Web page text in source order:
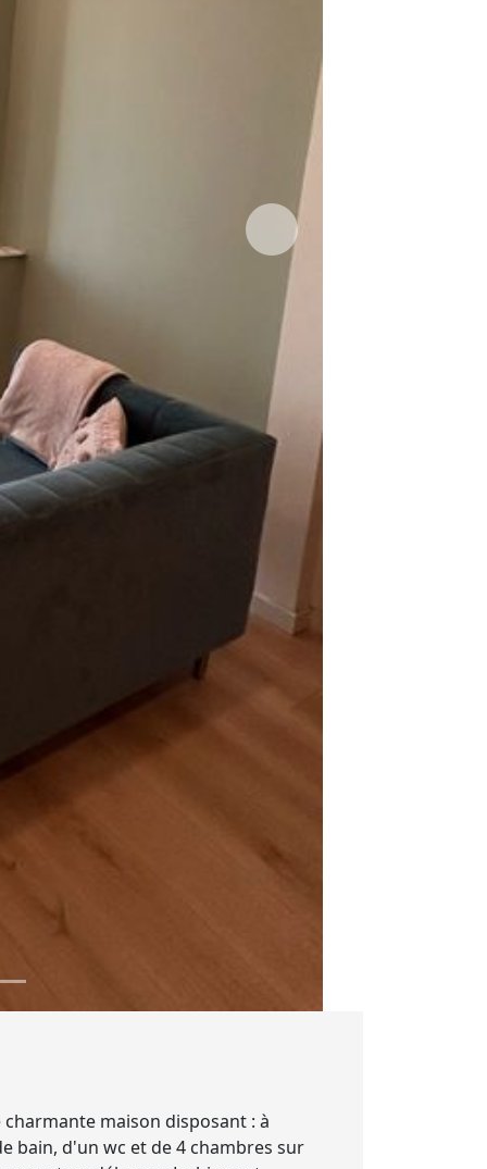
maison disposant : à
bain, d'un wc et de 4 chambres sur